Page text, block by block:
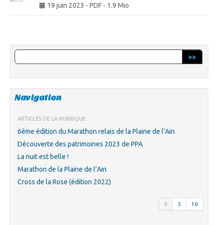
19 juin 2023 - PDF - 1.9 Mio
>>
Navigation
ARTICLES DE LA RUBRIQUE
6ème édition du Marathon relais de la Plaine de l’Ain
Découverte des patrimoines 2023 de PPA
La nuit est belle !
Marathon de la Plaine de l’Ain
Cross de la Rose (édition 2022)
0 5 10